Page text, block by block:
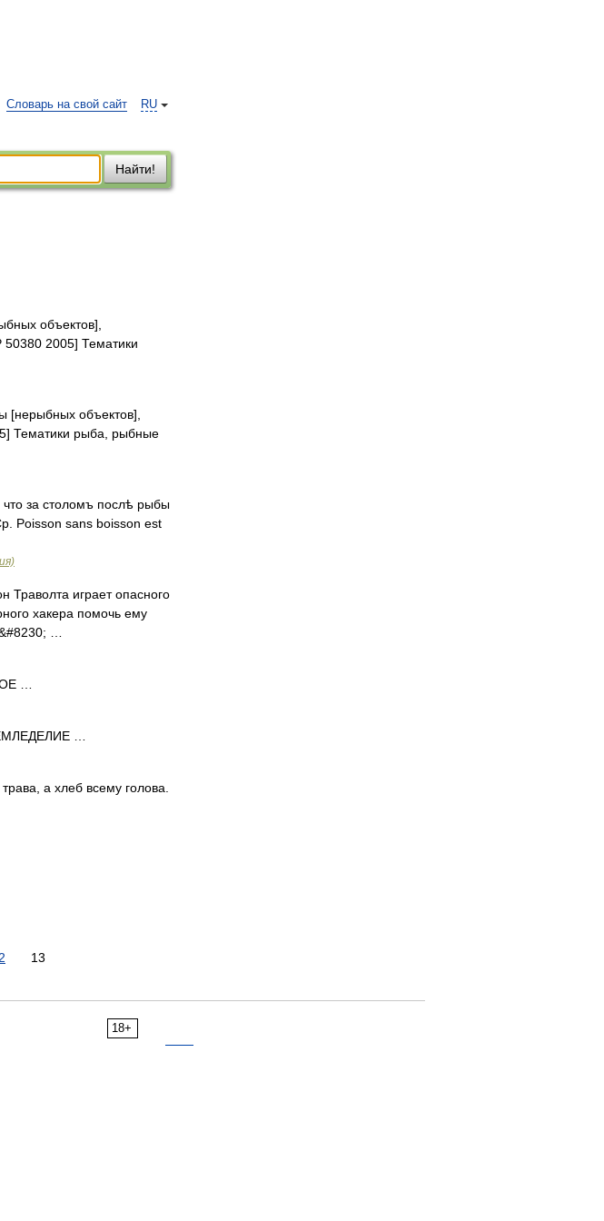
RU
Словарь на свой сайт
Найти!
объектов],
2005] Тематики
объектов],
Тематики рыба, рыбные
за столомъ послѣ рыбы
Poisson sans boisson est
играет опасного
хакера помочь ему
…
…
…
а хлеб всему голова.
13
18+